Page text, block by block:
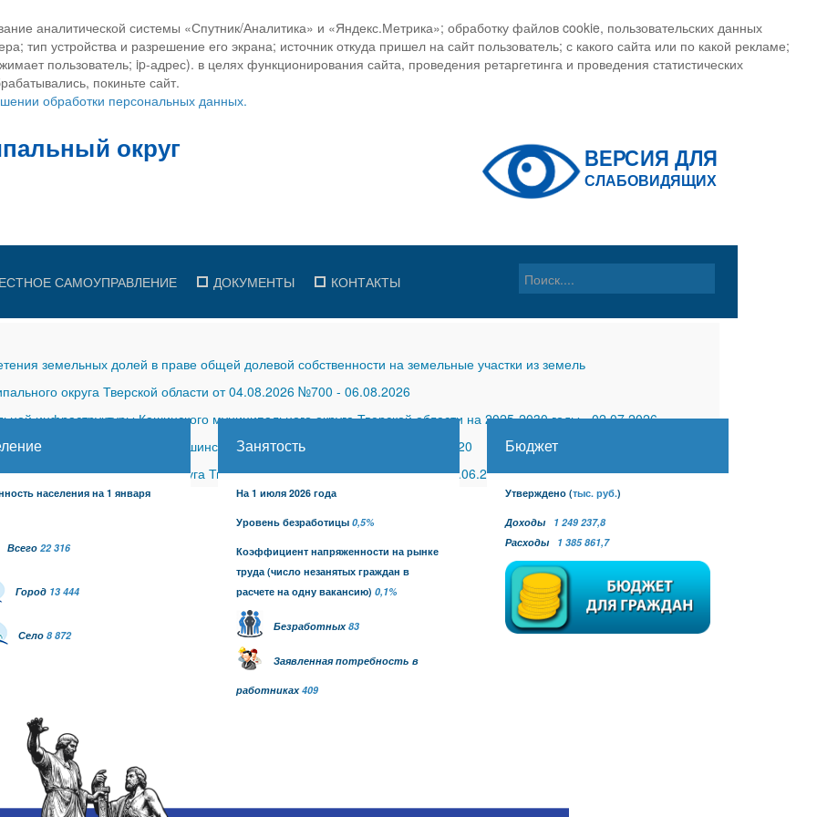
аналитической системы «Спутник/Аналитика» и «Яндекс.Метрика»; обработку файлов cookie, пользовательских данных
тип устройства и разрешение его экрана; источник откуда пришел на сайт пользователь; с какого сайта или по какой рекламе;
пользователь; ip-адрес). в целях функционирования сайта, проведения ретаргетинга и проведения статистических
покиньте сайт.
обработки персональных данных.
САМОУПРАВЛЕНИЕ ДОКУМЕНТЫ КОНТАКТЫ
земельных долей в праве общей долевой собственности на земельные участки из земель
округа Тверской области от 04.08.2026 №700 - 06.08.2026
инфраструктуры Кашинского муниципального округа Тверской области на 2025-2030 годы-02.07.2026
сельского поселения Кашинского района (с изменениями)
30.11.2020
муниципального округа Тверской области от 26.06.2026 №27-30.06.2026
населения на 1 января
Всего 22 316
Город 13 444
Село 8 872
Занятость
На 1 июля 2026 года
Уровень безработицы 0,5%
Коэффициент напряженности на рынке
труда(число незанятых граждан в
расчете на одну вакансию) 0,1%
Безработных83
Заявленная потребность в
работниках409
Бюджет
Утверждено (тыс. руб.)
Доходы 1 249 237,8
Расходы 1 385 861,7